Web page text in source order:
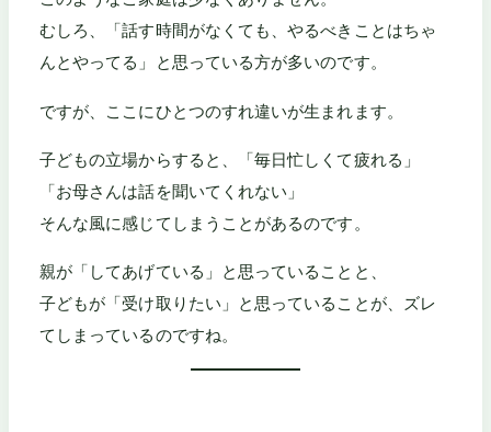
むしろ、「話す時間がなくても、やるべきことはちゃ
んとやってる」と思っている方が多いのです。
ですが、ここにひとつのすれ違いが生まれます。
子どもの立場からすると、「毎日忙しくて疲れる」
「お母さんは話を聞いてくれない」
そんな風に感じてしまうことがあるのです。
親が「してあげている」と思っていることと、
子どもが「受け取りたい」と思っていることが、ズレ
てしまっているのですね。